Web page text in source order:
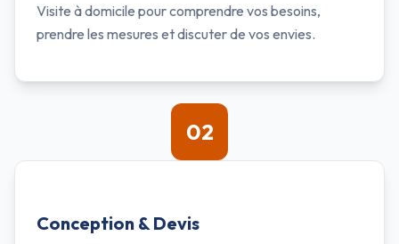
Visite à domicile pour comprendre vos besoins,
prendre les mesures et discuter de vos envies.
02
Conception & Devis